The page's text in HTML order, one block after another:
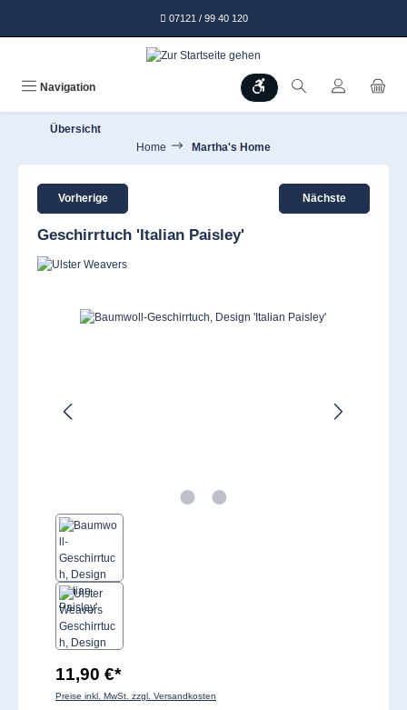
07121 / 99 40 120
Navigation Werkzeugleiste anzeigen
Übersicht
Home
Martha's Home
Vorherige Nächste
Geschirrtuch 'Italian Paisley'
Bildergalerie überspringen
11,90 €*
Preise inkl. MwSt. zzgl. Versandkosten